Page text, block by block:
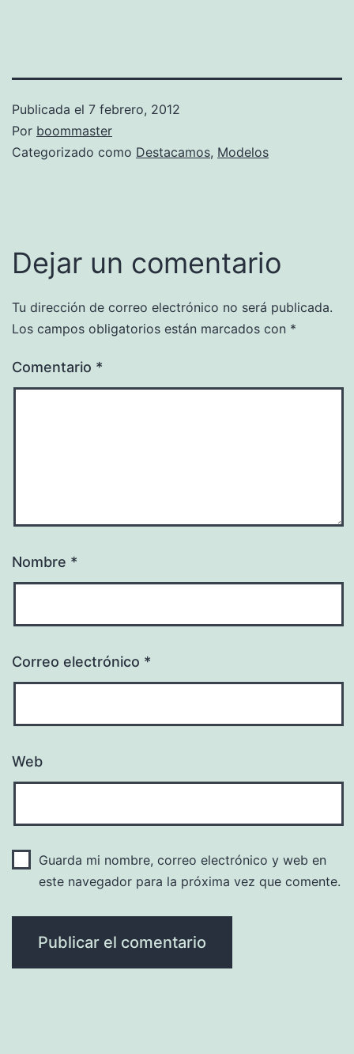
Publicada el 7 febrero, 2012
Por boommaster
Categorizado como Destacamos, Modelos
Dejar un comentario
Tu dirección de correo electrónico no será publicada.
Los campos obligatorios están marcados con *
Comentario *
Nombre *
Correo electrónico *
Web
Guarda mi nombre, correo electrónico y web en
este navegador para la próxima vez que comente.